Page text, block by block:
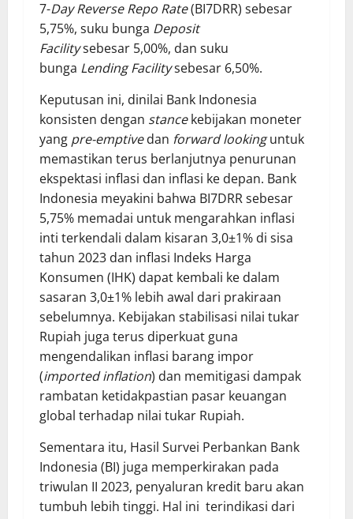
7-Day Reverse Repo Rate(BI7DRR) sebesar
5,75%, suku bunga Deposit
Facilitysebesar 5,00%, dan suku
bunga Lending Facilitysebesar 6,50%.
Keputusan ini, dinilai Bank Indonesia
konsisten dengan stancekebijakan moneter
yang pre-emptivedan forward lookinguntuk
memastikan terus berlanjutnya penurunan
ekspektasi inflasi dan inflasi ke depan. Bank
Indonesia meyakini bahwa BI7DRR sebesar
5,75% memadai untuk mengarahkan inflasi
inti terkendali dalam kisaran 3,0±1% di sisa
tahun 2023 dan inflasi Indeks Harga
Konsumen (IHK) dapat kembali ke dalam
sasaran 3,0±1% lebih awal dari prakiraan
sebelumnya. Kebijakan stabilisasi nilai tukar
Rupiah juga terus diperkuat guna
mengendalikan inflasi barang impor
(imported inflation) dan memitigasi dampak
rambatan ketidakpastian pasar keuangan
global terhadap nilai tukar Rupiah.
Sementara itu, Hasil Survei Perbankan Bank
Indonesia (BI) juga memperkirakan pada
triwulan II 2023, penyaluran kredit baru akan
tumbuh lebih tinggi. Hal ini terindikasi dari